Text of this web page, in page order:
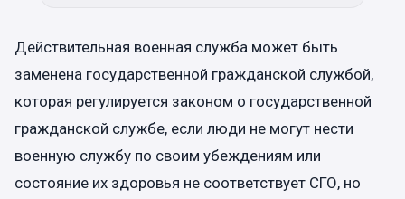
Действительная военная служба может быть
заменена государственной гражданской службой,
которая регулируется законом о государственной
гражданской службе, если люди не могут нести
военную службу по своим убеждениям или
состояние их здоровья не соответствует СГО, но